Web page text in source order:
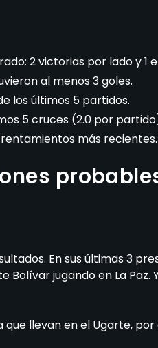
2 victorias por lado y 1
al menos 3 goles.
los últimos 5 partidos.
5 cruces (2.0 por
más recientes.
En sus últimas 3
Bolívar jugando en La
llevan en el Ugarte,